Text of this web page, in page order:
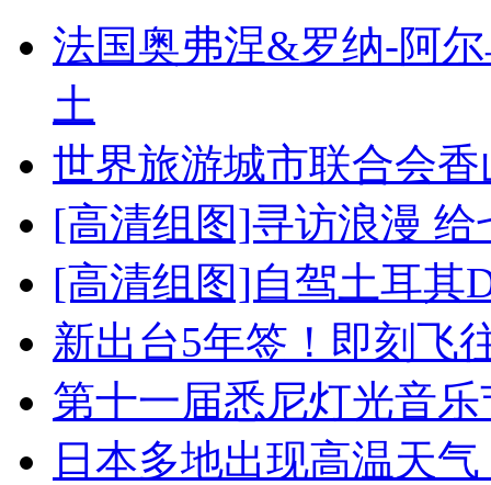
法国奥弗涅&罗纳-阿
土
世界旅游城市联合会
[高清组图]寻访浪漫
[高清组图]自驾土耳其
新出台5年签！即刻飞
第十一届悉尼灯光音
日本多地出现高温天